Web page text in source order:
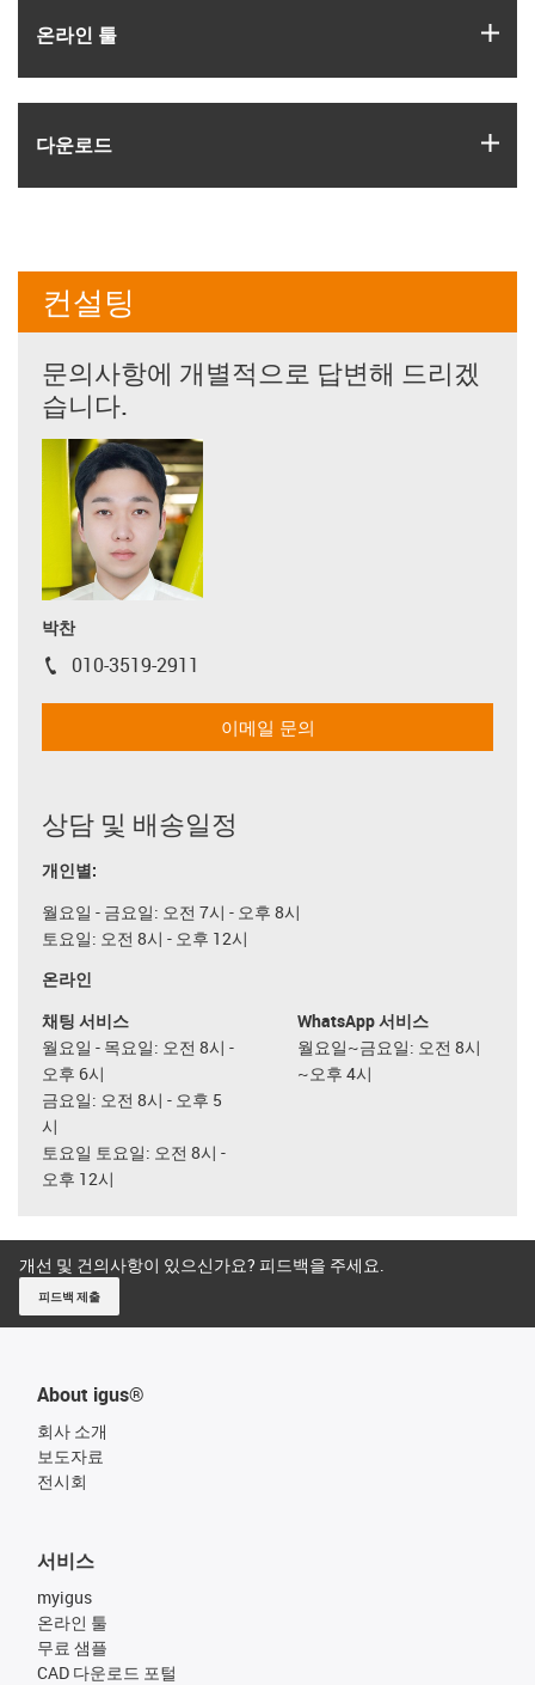
온라인 툴
다운로드
컨설팅
문의사항에 개별적으로 답변해 드리겠
습니다.
박찬
igus-icon-phone
010-3519-2911
이메일 문의
상담 및 배송일정
개인별:
월요일 - 금요일: 오전 7시 - 오후 8시
토요일: 오전 8시 - 오후 12시
온라인
채팅 서비스
월요일 - 목요일: 오전 8시 -
오후 6시
금요일: 오전 8시 - 오후 5
시
토요일 토요일: 오전 8시 -
오후 12시
WhatsApp 서비스
월요일~금요일: 오전 8시
~오후 4시
개선 및 건의사항이 있으신가요? 피드백을 주세요.
피드백 제출
About igus®
회사 소개
보도자료
전시회
서비스
myigus
온라인 툴
무료 샘플
CAD 다운로드 포털